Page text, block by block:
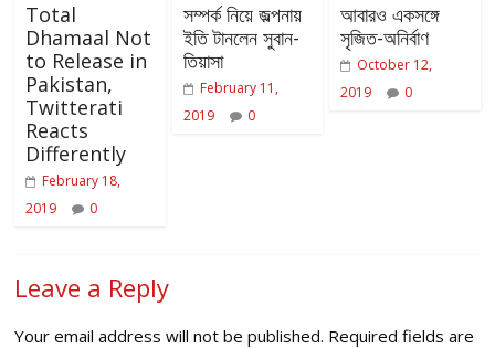
Total
Dhamaal Not
to Release in
Pakistan,
Twitterati
Reacts
Differently
February 18,
2019
0
সম্পর্ক নিয়ে জল্পনায়
ইতি টানলেন সুবান-
তিয়াসা
February 11,
2019
0
আবারও একসঙ্গে
সৃজিত-অনির্বাণ
October 12,
2019
0
Leave a Reply
Your email address will not be published. Required fields are